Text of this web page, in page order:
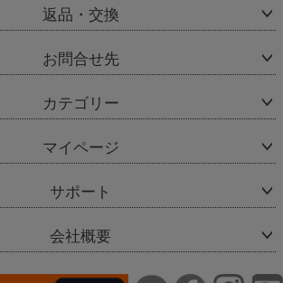
返品・交換
お問合せ先
カテゴリー
マイページ
サポート
会社概要